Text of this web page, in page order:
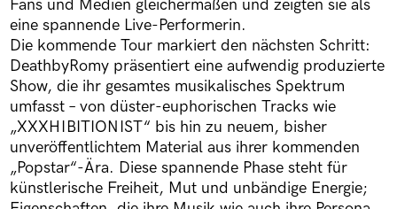
Fans und Medien gleichermaßen und zeigten sie als
eine spannende Live-Performerin.
Die kommende Tour markiert den nächsten Schritt:
DeathbyRomy präsentiert eine aufwendig produzierte
Show, die ihr gesamtes musikalisches Spektrum
umfasst – von düster-euphorischen Tracks wie
„XXXHIBITIONIST“ bis hin zu neuem, bisher
unveröffentlichtem Material aus ihrer kommenden
„Popstar“-Ära. Diese spannende Phase steht für
künstlerische Freiheit, Mut und unbändige Energie;